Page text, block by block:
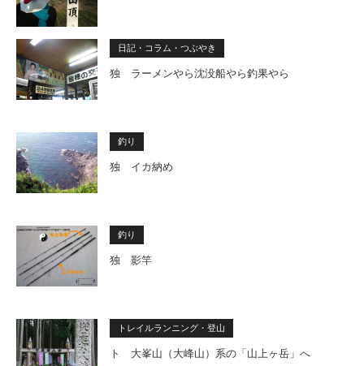
日記・コラム・つぶやき
独 ラーメンやら沈没船やら釣果やら
釣り
独 イカ納め
釣り
独 影竿
トレイルランニング・登山
ト 大峯山（大峰山）系の「山上ヶ岳」へ